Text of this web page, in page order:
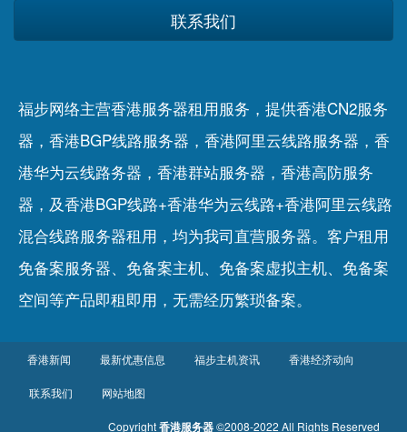
联系我们
福步网络主营香港服务器租用服务，提供香港CN2服务
器，香港BGP线路服务器，香港阿里云线路服务器，香
港华为云线路务器，香港群站服务器，香港高防服务
器，及香港BGP线路+香港华为云线路+香港阿里云线路
混合线路服务器租用，均为我司直营服务器。客户租用
免备案服务器、 免备案主机、 免备案虚拟主机、 免备案
空间等产品即租即用，无需经历繁琐备案。
香港新闻 最新优惠信息 福步主机资讯 香港经济动向
联系我们 网站地图
Copyright香港服务器©2008-2022 All Rights Reserved